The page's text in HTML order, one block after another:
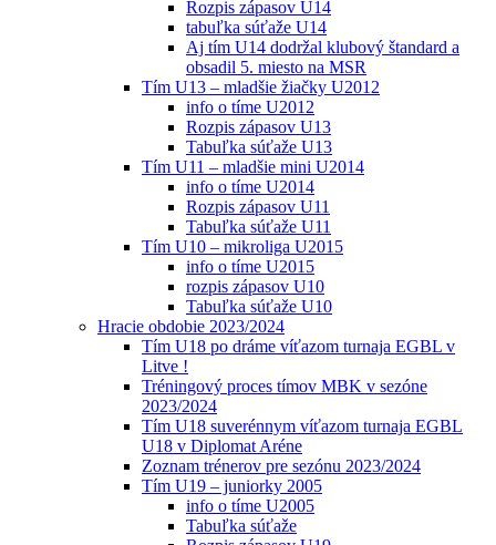
Rozpis zápasov U14
tabuľka súťaže U14
Aj tím U14 dodržal klubový štandard a
obsadil 5. miesto na MSR
Tím U13 – mladšie žiačky U2012
info o tíme U2012
Rozpis zápasov U13
Tabuľka súťaže U13
Tím U11 – mladšie mini U2014
info o tíme U2014
Rozpis zápasov U11
Tabuľka súťaže U11
Tím U10 – mikroliga U2015
info o tíme U2015
rozpis zápasov U10
Tabuľka súťaže U10
Hracie obdobie 2023/2024
Tím U18 po dráme víťazom turnaja EGBL v
Litve !
Tréningový proces tímov MBK v sezóne
2023/2024
Tím U18 suverénnym víťazom turnaja EGBL
U18 v Diplomat Aréne
Zoznam trénerov pre sezónu 2023/2024
Tím U19 – juniorky 2005
info o tíme U2005
Tabuľka súťaže